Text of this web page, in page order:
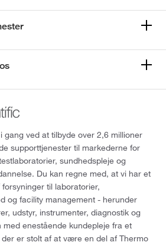
gang ved at tilbyde over 2,6 millioner
supporttjenester til markederne for
sundhedspleje og
Du kan regne med, at vi har et
til laboratorier,
og facility management - herunder
udstyr, instrumenter, diagnostik og
enestående kundepleje fra et
er stolt af at være en del af Thermo